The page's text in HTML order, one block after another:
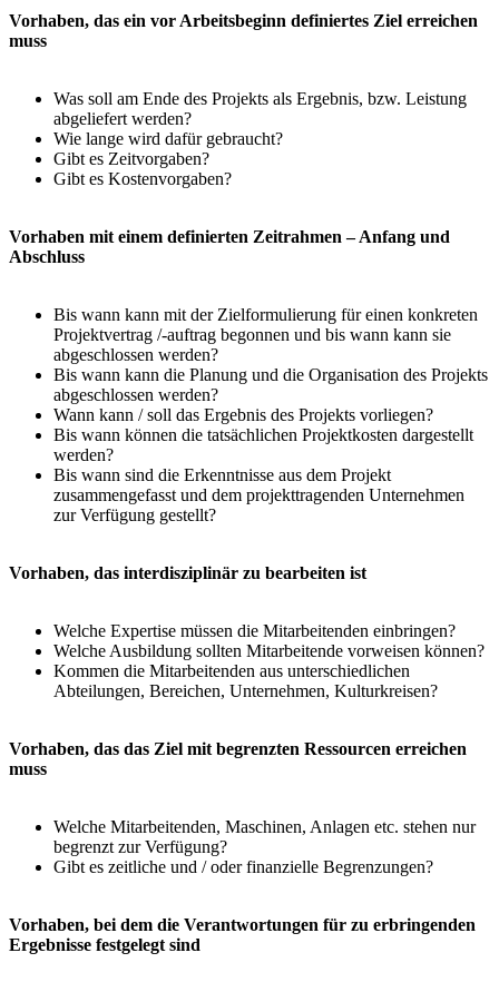
Vorhaben, das ein vor Arbeitsbeginn definiertes Ziel erreichen
muss
Was soll am Ende des Projekts als Ergebnis, bzw. Leistung
abgeliefert werden?
Wie lange wird dafür gebraucht?
Gibt es Zeitvorgaben?
Gibt es Kostenvorgaben?
Vorhaben mit einem definierten Zeitrahmen – Anfang und
Abschluss
Bis wann kann mit der Zielformulierung für einen konkreten
Projektvertrag /-auftrag begonnen und bis wann kann sie
abgeschlossen werden?
Bis wann kann die Planung und die Organisation des Projekts
abgeschlossen werden?
Wann kann / soll das Ergebnis des Projekts vorliegen?
Bis wann können die tatsächlichen Projektkosten dargestellt
werden?
Bis wann sind die Erkenntnisse aus dem Projekt
zusammengefasst und dem projekttragenden Unternehmen
zur Verfügung gestellt?
Vorhaben, das interdisziplinär zu bearbeiten ist
Welche Expertise müssen die Mitarbeitenden einbringen?
Welche Ausbildung sollten Mitarbeitende vorweisen können?
Kommen die Mitarbeitenden aus unterschiedlichen
Abteilungen, Bereichen, Unternehmen, Kulturkreisen?
Vorhaben, das das Ziel mit begrenzten Ressourcen erreichen
muss
Welche Mitarbeitenden, Maschinen, Anlagen etc. stehen nur
begrenzt zur Verfügung?
Gibt es zeitliche und / oder finanzielle Begrenzungen?
Vorhaben, bei dem die Verantwortungen für zu erbringenden
Ergebnisse festgelegt sind